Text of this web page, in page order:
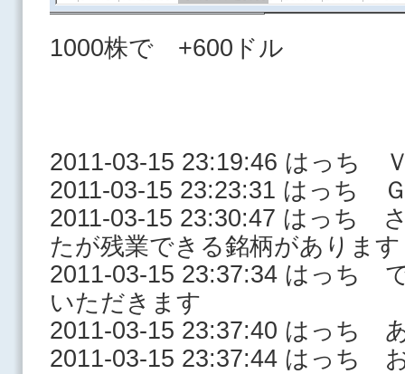
1000株で +600ドル
2011-03-15 23:19:46 はっち
2011-03-15 23:23:31 はっち
2011-03-15 23:30:47 はっち
たが残業できる銘柄があります
2011-03-15 23:37:34 はっち
いただきます
2011-03-15 23:37:40 はっち
2011-03-15 23:37:44 はっち